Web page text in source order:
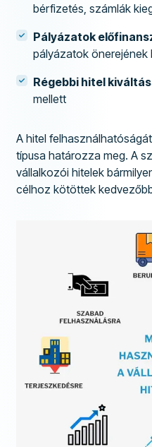
bérfizetés, számlák
Pályázatok
pályázatok önerejének
Régebbi hitel
mellett
A hitel
típusa határozza meg. A
vállalkozói hitelek
célhoz kötöttek